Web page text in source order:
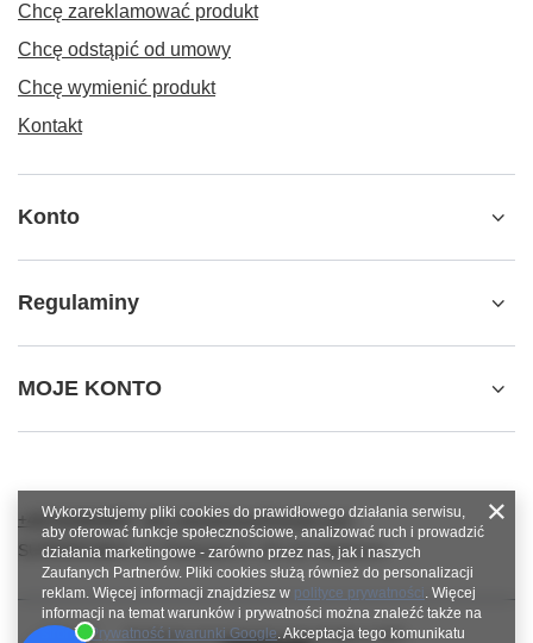
Chcę zareklamować produkt
Chcę odstąpić od umowy
Chcę wymienić produkt
Kontakt
Konto
Regulaminy
MOJE KONTO
+48784966809
info.robotshops@gmail.com
SUPERROBOT,ul. Parkowa 27,64-117Gołanice
W sklepie prezentujemy ceny brutto (z VAT).
Wykorzystujemy pliki cookies do prawidłowego działania serwisu,
aby oferować funkcje społecznościowe, analizować ruch i prowadzić
działania marketingowe - zarówno przez nas, jak i naszych
Zaufanych Partnerów. Pliki cookies służą również do personalizacji
reklam. Więcej informacji znajdziesz w polityce prywatności. Więcej
informacji na temat warunków i prywatności można znaleźć także na
stronie Prywatność i warunki Google. Akceptacja tego komunikatu